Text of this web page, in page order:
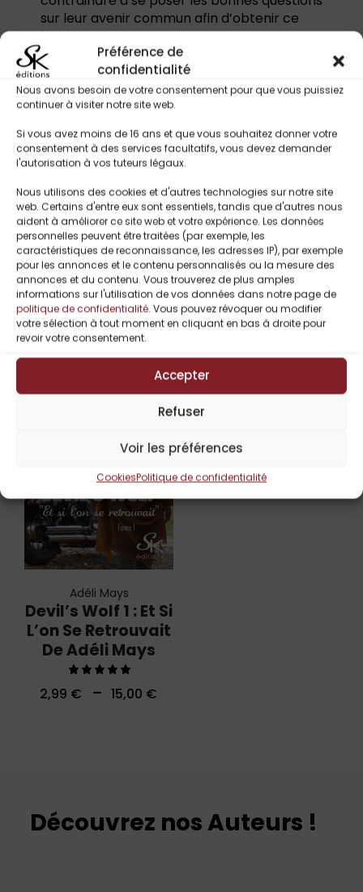
Préférence de
confidentialité
Nous avons besoin de votre consentement pour que vous puissiez
continuer à visiter notre site web.
Si vous avez moins de 16 ans et que vous souhaitez donner votre
consentement à des services facultatifs, vous devez demander
l'autorisation à vos tuteurs légaux.
Nous utilisons des cookies et d'autres technologies sur notre site
web. Certains d'entre eux sont essentiels, tandis que d'autres nous
aident à améliorer ce site web et votre expérience. Les données
personnelles peuvent être traitées (par exemple, les
caractéristiques de reconnaissance, les adresses IP), par exemple
pour les annonces et le contenu personnalisés ou la mesure des
annonces et du contenu. Vous trouverez de plus amples
informations sur l'utilisation de vos données dans notre page de
politique de confidentialité. Vous pouvez révoquer ou modifier
votre sélection à tout moment en cliquant en bas à droite pour
revoir votre consentement.
Accepter
Refuser
Voir les préférences
CookiesPolitique de confidentialité
sur leur avenir commun afin d’obtenir ce
bonheur qui leur manque tant.
Tropes & Thématiques :
Conflit interne et résilience personnelle
Sécurité et protection dans un monde dangereux
Loyauté et solidarité de groupe
Romance rédemption : reconstruire la confiance
Affrontement des blessures du passé
Amour interdit / différence d’âge
Enemies to lovers / Slow burn
Titres Similaires
Devil’s Wolf 1 : Et Si
L’on Se Retrouvait
De Adéli Mays
Adéli Mays
2,99 € – 15,00 €
Note
Découvrez nos Auteurs !